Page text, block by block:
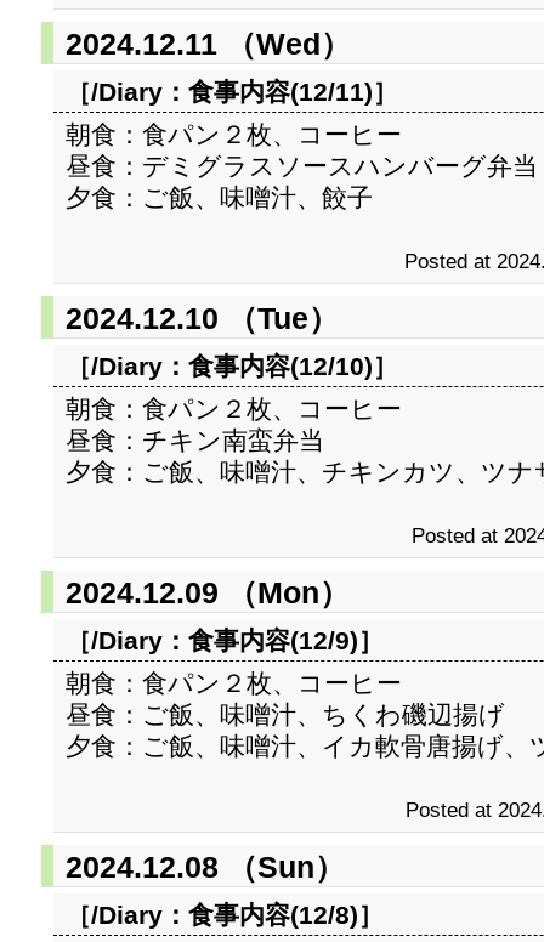
2024.12.11 （Wed）
［/Diary： 食事内容(12/11)］
朝食：食パン２枚、コーヒー
昼食：デミグラスソースハンバーグ弁当
夕食：ご飯、味噌汁、餃子
Posted at
2024.12.10 （Tue）
［/Diary： 食事内容(12/10)］
朝食：食パン２枚、コーヒー
昼食：チキン南蛮弁当
夕食：ご飯、味噌汁、チキンカツ、ツナ
Posted at
2024.12.09 （Mon）
［/Diary： 食事内容(12/9)］
朝食：食パン２枚、コーヒー
昼食：ご飯、味噌汁、ちくわ磯辺揚げ
夕食：ご飯、味噌汁、イカ軟骨唐揚げ、
Posted at
2024.12.08 （Sun）
［/Diary： 食事内容(12/8)］